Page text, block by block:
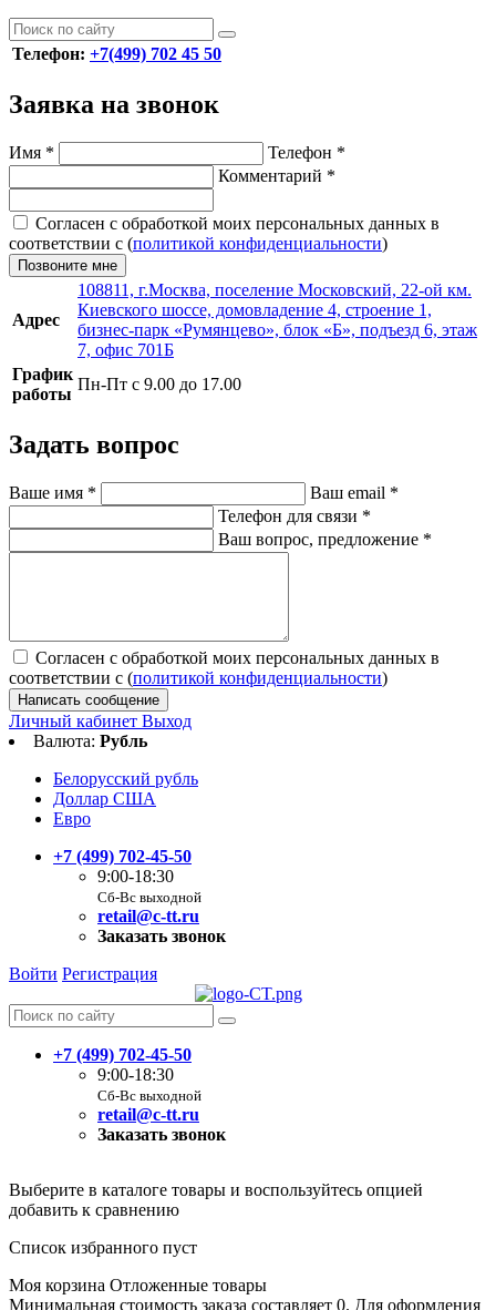
Телефон: +7(499) 702 45 50
Заявка на звонок
Имя * Телефон *
Комментарий *
Согласен с обработкой моих персональных данных в
соответствии с (политикой конфиденциальности)
Позвоните мне
Адрес
108811, г.Москва, поселение Московский, 22-ой км.
Киевского шоссе, домовладение 4, строение 1,
бизнес-парк «Румянцево», блок «Б», подъезд 6, этаж
7, офис 701Б
График
работы
Пн-Пт с 9.00 до 17.00
Задать вопрос
Ваше имя * Ваш email *
Телефон для связи *
Ваш вопрос, предложение *
Согласен с обработкой моих персональных данных в
соответствии с (политикой конфиденциальности)
Написать сообщение
Личный кабинет Выход
Валюта: Рубль
Белорусский рубль
Доллар США
Евро
+7 (499) 702-45-50
9:00-18:30
Сб-Вс выходной
retail@c-tt.ru
Заказать звонок
Войти Регистрация
+7 (499) 702-45-50
9:00-18:30
Сб-Вс выходной
retail@c-tt.ru
Заказать звонок
Выберите в каталоге товары и воспользуйтесь опцией
добавить к сравнению
Список избранного пуст
Моя корзина Отложенные товары
Минимальная стоимость заказа составляет 0. Для оформления